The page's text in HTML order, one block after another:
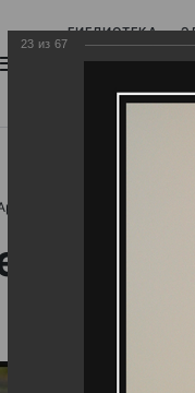
БИБЛИОТЕКА
БИБЛИОПОМОЩЬ
луга – жемчужина
23 из 67